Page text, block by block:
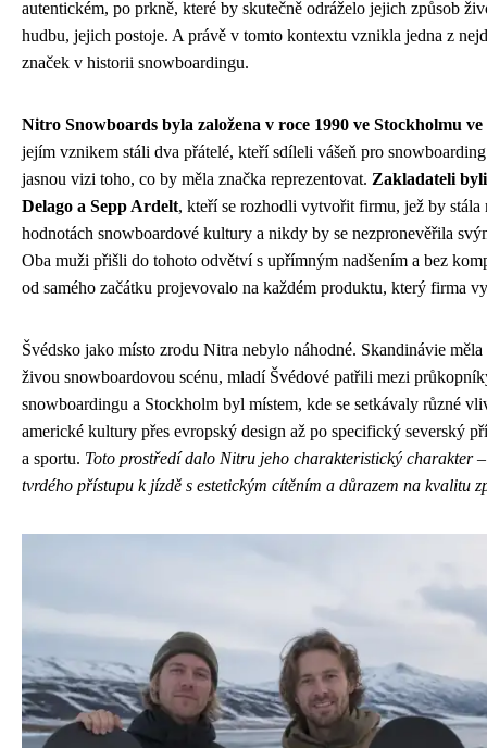
autentickém, po prkně, které by skutečně odráželo jejich způsob
hudbu, jejich postoje. A právě v tomto kontextu vznikla jedna z
značek v historii snowboardingu.
Nitro Snowboards byla založena v roce 1990 ve Stockholmu ve
jejím vznikem stáli dva přátelé, kteří sdíleli vášeň pro
jasnou vizi toho, co by měla značka reprezentovat. Zakladateli
Delago a Sepp Ardelt, kteří se rozhodli vytvořit firmu, jež by stála
hodnotách snowboardové kultury a nikdy by se nezpronevěřila
Oba muži přišli do tohoto odvětví s upřímným nadšením a bez
od samého začátku projevovalo na každém produktu, který firma
Švédsko jako místo zrodu Nitra nebylo náhodné. Skandinávie
živou snowboardovou scénu, mladí Švédové patřili mezi
snowboardingu a Stockholm byl místem, kde se setkávaly různé
americké kultury přes evropský design až po specifický severský
a sportu. Toto prostředí dalo Nitru jeho charakteristický charakter
tvrdého přístupu k jízdě s estetickým cítěním a důrazem na kvalitu